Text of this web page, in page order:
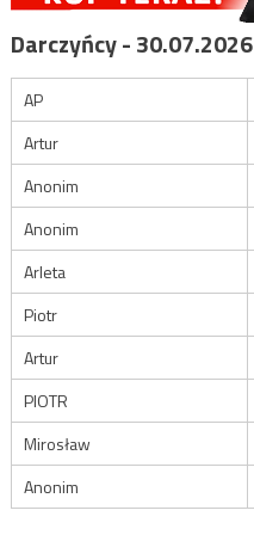
Darczyńcy - 30.07.2026
AP
Artur
Anonim
Anonim
Arleta
Piotr
Artur
PIOTR
Mirosław
Anonim